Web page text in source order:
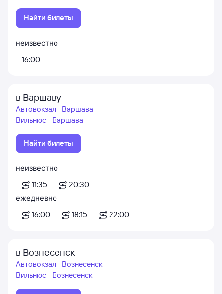
Найти билеты
неизвестно
16:00
в Варшаву
Автовокзал - Варшава
Вильнюс - Варшава
Найти билеты
неизвестно
11:35
20:30
ежедневно
16:00
18:15 22:00
в Вознесенск
Автовокзал - Вознесенск
Вильнюс - Вознесенск